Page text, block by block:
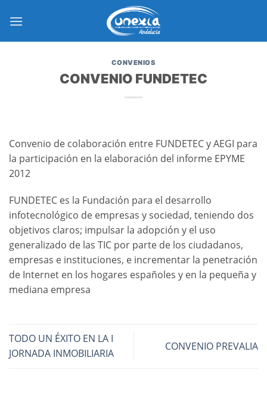
CONVENIOS
CONVENIO FUNDETEC
Convenio de colaboración entre FUNDETEC y AEGI para
la participación en la elaboración del informe EPYME
2012
FUNDETEC es la Fundación para el desarrollo
infotecnológico de empresas y sociedad, teniendo dos
objetivos claros; impulsar la adopción y el uso
generalizado de las TIC por parte de los ciudadanos,
empresas e instituciones, e incrementar la penetración
de Internet en los hogares españoles y en la pequeña y
mediana empresa
TODO UN ÉXITO EN LA I
JORNADA INMOBILIARIA
CONVENIO PREVALIA